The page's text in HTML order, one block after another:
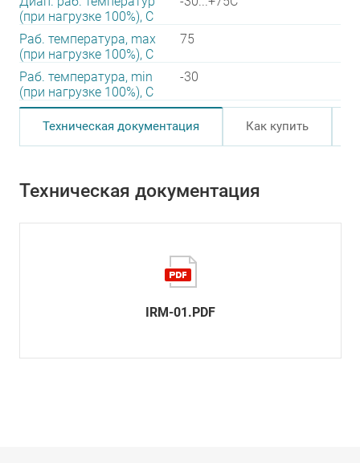
(при нагрузке 100%), C
Раб. температура, max
(при нагрузке 100%), C
75
Раб. температура, min
(при нагрузке 100%), C
-30
Техническая документация Как купить
Техническая документация
IRM-01.PDF